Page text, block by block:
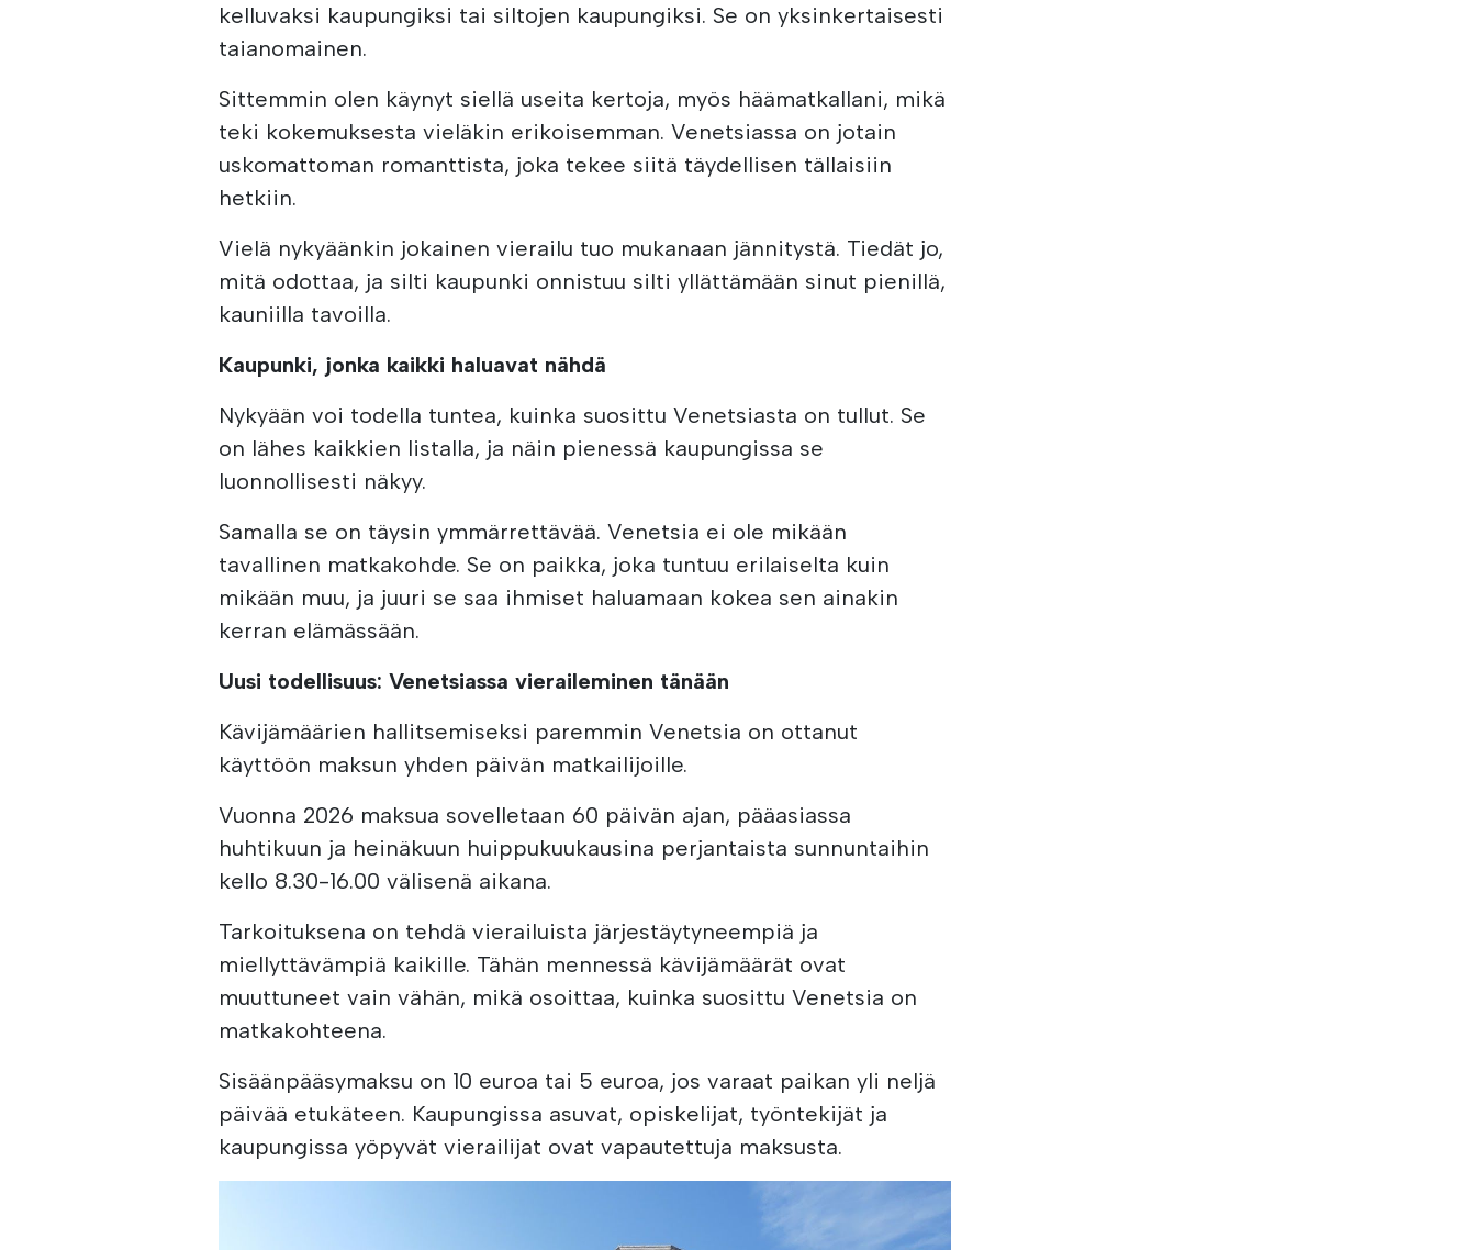
kelluvaksi kaupungiksi tai siltojen kaupungiksi. Se on yksinkertaisesti
taianomainen.
Sittemmin olen käynyt siellä useita kertoja, myös häämatkallani, mikä
teki kokemuksesta vieläkin erikoisemman. Venetsiassa on jotain
uskomattoman romanttista, joka tekee siitä täydellisen tällaisiin
hetkiin.
Vielä nykyäänkin jokainen vierailu tuo mukanaan jännitystä. Tiedät jo,
mitä odottaa, ja silti kaupunki onnistuu silti yllättämään sinut pienillä,
kauniilla tavoilla.
Kaupunki, jonka kaikki haluavat nähdä
Nykyään voi todella tuntea, kuinka suosittu Venetsiasta on tullut. Se
on lähes kaikkien listalla, ja näin pienessä kaupungissa se
luonnollisesti näkyy.
Samalla se on täysin ymmärrettävää. Venetsia ei ole mikään
tavallinen matkakohde. Se on paikka, joka tuntuu erilaiselta kuin
mikään muu, ja juuri se saa ihmiset haluamaan kokea sen ainakin
kerran elämässään.
Uusi todellisuus: Venetsiassa vieraileminen tänään
Kävijämäärien hallitsemiseksi paremmin Venetsia on ottanut
käyttöön maksun yhden päivän matkailijoille.
Vuonna 2026 maksua sovelletaan 60 päivän ajan, pääasiassa
huhtikuun ja heinäkuun huippukuukausina perjantaista sunnuntaihin
kello 8.30-16.00 välisenä aikana.
Tarkoituksena on tehdä vierailuista järjestäytyneempiä ja
miellyttävämpiä kaikille. Tähän mennessä kävijämäärät ovat
muuttuneet vain vähän, mikä osoittaa, kuinka suosittu Venetsia on
matkakohteena.
Sisäänpääsymaksu on 10 euroa tai 5 euroa, jos varaat paikan yli neljä
päivää etukäteen. Kaupungissa asuvat, opiskelijat, työntekijät ja
kaupungissa yöpyvät vierailijat ovat vapautettuja maksusta.